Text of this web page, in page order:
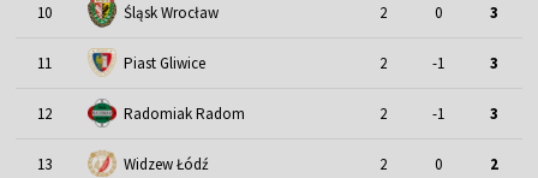
10 Śląsk Wrocław 2 0 3
11 Piast Gliwice 2 -1 3
12 Radomiak Radom 2 -1 3
13 Widzew Łódź 2 0 2